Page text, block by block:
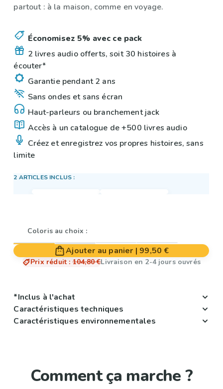
partout : à la maison, comme en voyage.
Économisez 5% avec ce pack
2 livres audio offerts, soit 30 histoires à
écouter*
Garantie pendant 2 ans
Sans ondes et sans écran
Haut-parleurs ou branchement jack
Accès à un catalogue de +500 livres audio
Créez et enregistrez vos propres histoires, sans
limite
2 ARTICLES INCLUS :
Coloris au choix :
Ajouter au panier | 99,50 €
Prix réduit : 104,80 €Livraison en 2-4 jours ouvrés
*Inclus à l'achat
Caractéristiques techniques
Caractéristiques environnementales
Comment ça marche ?